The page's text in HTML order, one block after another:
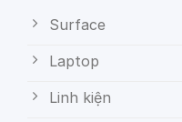
Surface
Laptop
Linh kiện